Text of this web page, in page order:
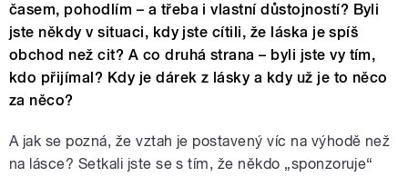
časem, pohodlím – a třeba i vlastní důstojností? Byli
jste někdy v situaci, kdy jste cítili, že láska je spíš
obchod než cit? A co druhá strana – byli jste vy tím,
kdo přijímal? Kdy je dárek z lásky a kdy už je to něco
za něco?
A jak se pozná, že vztah je postavený víc na výhodě než
na lásce? Setkali jste se s tím, že někdo „sponzoruje“